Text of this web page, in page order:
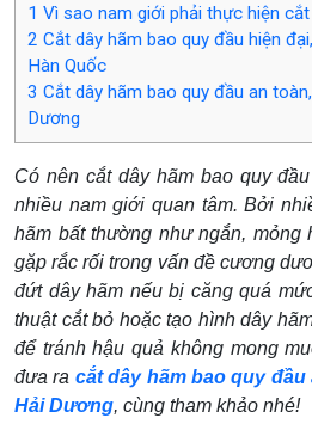
1 Vì sao nam giới phải thực hiện
2 Cắt dây hãm bao quy đầu hiện
Hàn Quốc
3 Cắt dây hãm bao quy đầu an
Dương
Có nên cắt dây hãm bao quy
nhiều nam giới quan tâm. Bởi
hãm bất thường như ngắn,
gặp rắc rối trong vấn đề cương
đứt dây hãm nếu bị căng quá
thuật cắt bỏ hoặc tạo hình dây
để tránh hậu quả không mong
đưa ra cắt dây hãm bao quy
Hải Dương, cùng tham khảo nhé!